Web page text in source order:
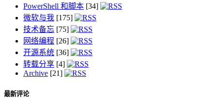
PowerShell 和脚本 [34]
微软与我 [175]
技术备忘 [75]
网络编程 [26]
开源系统 [36]
转载分享 [4]
Archive [21]
最新评论